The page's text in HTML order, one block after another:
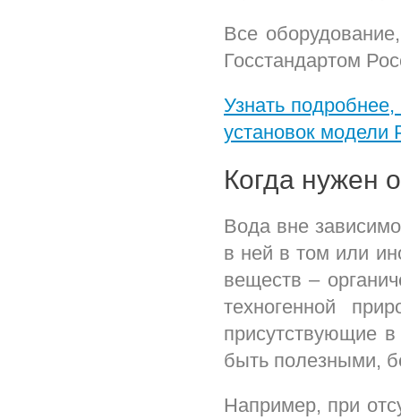
Все
Госстандартом
Узнать
установок
Когда нужен
Вода вне
в ней в том или
веществ –
техногенной
присутствующие
быть полезными,
Например, при